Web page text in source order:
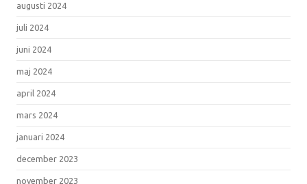
augusti 2024
juli 2024
juni 2024
maj 2024
april 2024
mars 2024
januari 2024
december 2023
november 2023